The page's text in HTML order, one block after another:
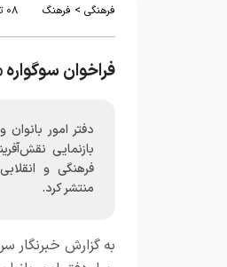
فرهنگی > فرهنگ ۰۸ تير ۱۴۰۵ - ۱۶:۴۲
فراخوان
دفتر امور
بازنمایی
فرهنگی و
منتشر کرد.
به گزارش خبرنگار